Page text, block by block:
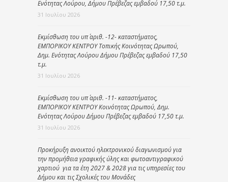
Ενότητας Λούρου, Δήμου Πρέβεζας εμβαδού 17,50 τ.μ.
31 Ιουλίου 2026
Εκμίσθωση του υπ΄ αριθ. -12- καταστήματος,
ΕΜΠΟΡΙΚΟΥ ΚΕΝΤΡΟΥ Τοπικής Κοινότητας Ωρωπού,
Δημ. Ενότητας Λούρου Δήμου Πρέβεζας εμβαδού 17,50
τ.μ.
31 Ιουλίου 2026
Εκμίσθωση του υπ΄ αριθ. -11- καταστήματος,
ΕΜΠΟΡΙΚΟΥ ΚΕΝΤΡΟΥ Κοινότητας Ωρωπού, Δημ.
Ενότητας Λούρου Δήμου Πρέβεζας εμβαδού 17,50 τ.μ.
31 Ιουλίου 2026
Προκήρυξη ανοικτού ηλεκτρονικού διαγωνισμού για
την προμήθεια γραφικής ύλης και φωτοαντιγραφικού
χαρτιού για τα έτη 2027 & 2028 για τις υπηρεσίες του
Δήμου και τις Σχολικές του Μονάδες